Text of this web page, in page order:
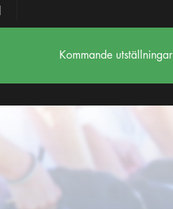
Kommande utställningar